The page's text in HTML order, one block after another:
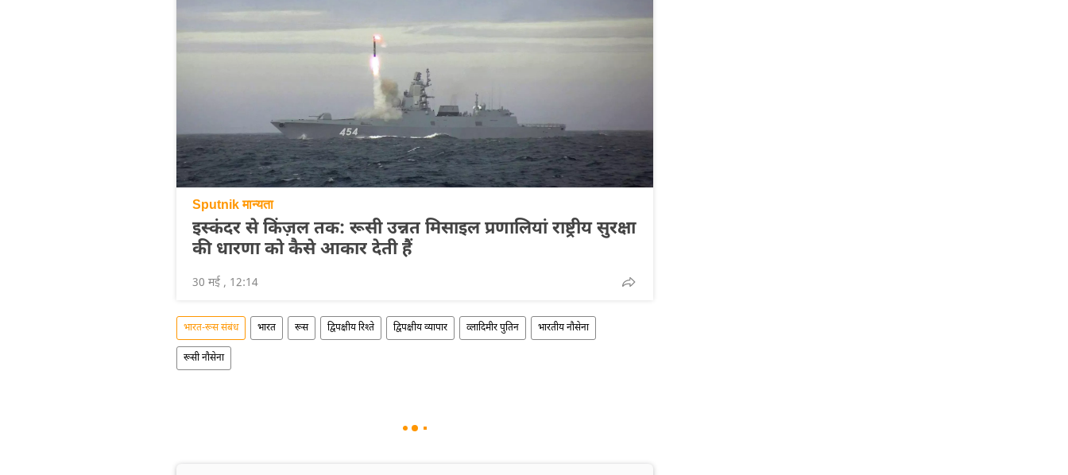
Sputnik मान्यता
इस्कंदर से किंज़ल तक: रूसी उन्नत मिसाइल प्रणालियां राष्ट्रीय सुरक्षा
की धारणा को कैसे आकार देती हैं
30 मई , 12:14
भारत-रूस संबंध भारत रूस द्विपक्षीय रिश्ते द्विपक्षीय व्यापार व्लादिमीर पुतिन भारतीय नौसेना
रूसी नौसेना